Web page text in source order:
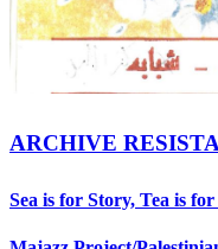
ARCHIVE
Sea is for Story, Tea is